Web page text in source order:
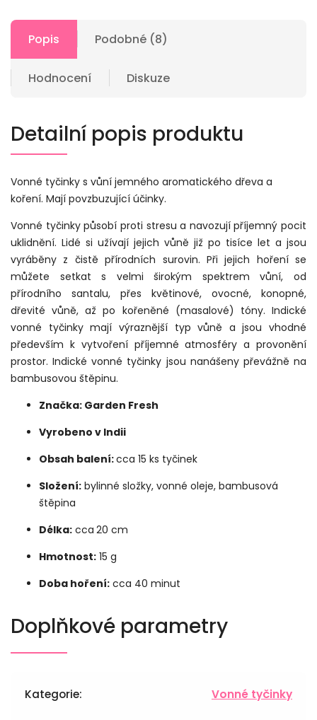
Popis Podobné (8)
Hodnocení Diskuze
Detailní popis produktu
Vonné tyčinky s vůní jemného aromatického dřeva a
koření. Mají povzbuzující účinky.
Vonné tyčinky působí proti stresu a navozují příjemný pocit
uklidnění. Lidé si užívají jejich vůně již po tisíce let a jsou
vyráběny z čistě přírodních surovin. Při jejich hoření se
můžete setkat s velmi širokým spektrem vůní, od
přírodního santalu, přes květinové, ovocné, konopné,
dřevité vůně, až po kořeněné (masalové) tóny. Indické
vonné tyčinky mají výraznější typ vůně a jsou vhodné
především k vytvoření příjemné atmosféry a provonění
prostor. Indické vonné tyčinky jsou nanášeny převážně na
bambusovou štěpinu.
Značka: Garden Fresh
Vyrobeno v Indii
Obsah balení:cca 15 ks tyčinek
Složení: bylinné složky, vonné oleje, bambusová
štěpina
Délka: cca 20 cm
Hmotnost: 15 g
Doba hoření: cca 40 minut
Doplňkové parametry
Kategorie: Vonné tyčinky